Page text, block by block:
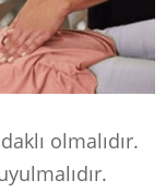
olmalıdır.